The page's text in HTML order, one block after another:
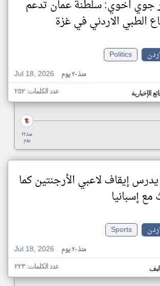
اخوي: سلطنة عمان تدعم
الطبي الاردني في غزة
Politics
Jul 18, 2026
منذ ٢٠ يوم
الإخبارية عدد الكلمات: ٢٥٢
منذ ٢٢
يوم
يدرس إيقاف لاعبي الأرجنتين كما
إسبانيا
Sports
Jul 18, 2026
منذ ٢٠ يوم
عدد الكلمات: ٢٢٣